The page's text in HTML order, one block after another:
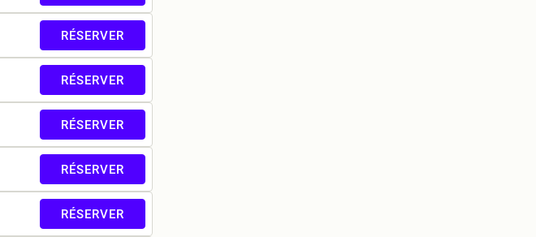
RÉSERVER
RÉSERVER
RÉSERVER
RÉSERVER
RÉSERVER